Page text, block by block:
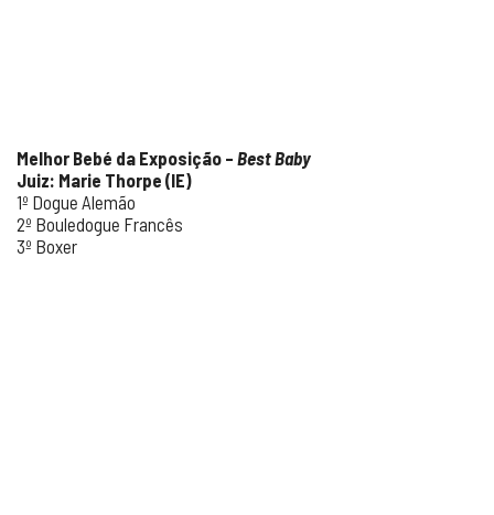
Melhor Bebé da Exposição – Best Baby
Juiz: Marie Thorpe (IE)
1º Dogue Alemão
2º Bouledogue Francês
3º Boxer